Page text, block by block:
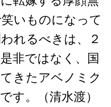
いものになって
れるべきは、２
非ではなく、国
きたアベノミク
す。（清水渡）